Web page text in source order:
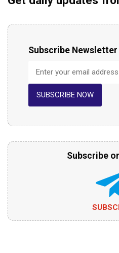
Subscribe Newsletter
SUBSCRIBE NOW
Subscribe